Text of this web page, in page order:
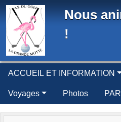
Nous
!
ACCUEIL ET INFORMATION
Voyages Photos
Panneau de gestion des cookies